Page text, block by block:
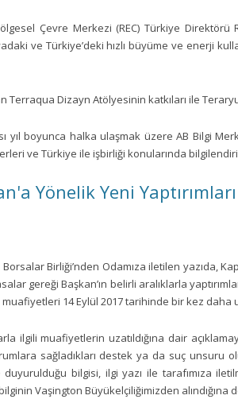
Çevre Merkezi (REC) Türkiye
ve Türkiye’deki hızlı büyüme ve enerji
Terraqua Dizayn Atölyesinin katkıları ile
yıl boyunca halka ulaşmak üzere AB Bilgi
ve Türkiye ile işbirliği konularında
Yönelik Yeni
Birliği’nden Odamıza iletilen yazıda,
gereği Başkan’ın belirli aralıklarla
muafiyetleri 14 Eylül 2017 tarihinde bir kez daha
ilgili muafiyetlerin uzatıldığına dair
sağladıkları destek ya da suç unsuru
duyurulduğu bilgisi, ilgi yazı ile tarafımıza
bilginin Vaşington Büyükelçiliğimizden alındığına